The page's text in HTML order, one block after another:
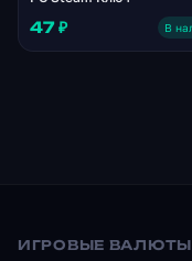
47 ₽ В
ИГРОВЫЕ ВАЛЮТЫ